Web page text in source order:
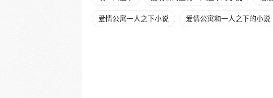
爱情公寓一人之下小说 爱情公寓和一人之下的小说